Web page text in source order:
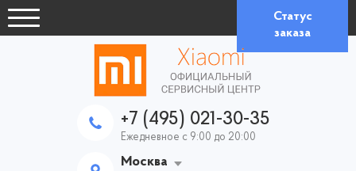
Статус
заказа
+7 (495) 021-30-35
Ежедневное с 9:00 до 20:00
Москва